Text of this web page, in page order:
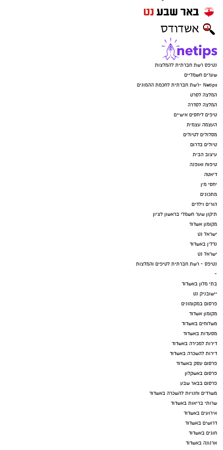
נטיפס רשת חברתית להמלצות
שערים חשמליים
Netips -רשת חברתית לחכמת ההמונים
המלצה לסרט
המלצה לסדרה
טיפים ליחסים אישיים
העצמה עצמית
מסלולים לטיולים
טיולים בדרום
עיצוב הבית
טיפוח ואופנה
דיאטה
יחסי מין
מתכונים
הורים וילדים
תיקון שער חשמלי בראשון לציון
מקומון אשדוד
ישראל נט
נדל"ן באשדוד
ישראל נט
נטיפס - רשת חברתית לטיפים והמלצות
-
בתי מלון באשדוד
יישובניק נט
פרסום במקומונים
מקומון אשדוד
משלוחים באשדוד
מסעדות באשדוד
דירות למכירה באשדוד
דירות להשכרה באשדוד
פרסום עסק באשדוד
פרסום באשקלון
פרסום בבאר שבע
משרדים וחנויות להשכרה באשדוד
שרותי בריאות באשדוד
אירועים באשדוד
דרושים באשדוד
חוגים באשדוד
ארנונה באשדוד